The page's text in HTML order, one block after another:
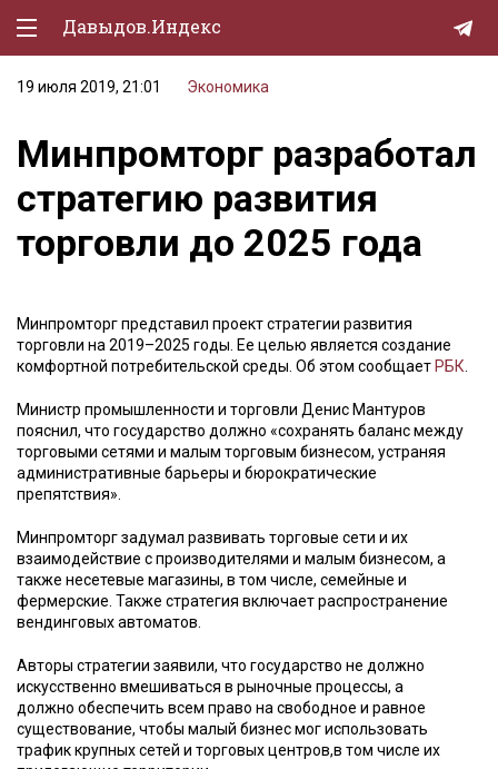
Давыдов.Индекс
Политическая жизнь
Экономика
Природа
Образование
Культура
Lifestyle
Мурзилка
19 июля 2019, 21:01 Экономика
Минпромторг разработал
стратегию развития
торговли до 2025 года
Минпромторг представил проект стратегии развития
торговли на 2019–2025 годы. Ее целью является создание
комфортной потребительской среды. Об этом сообщает РБК
Министр промышленности и торговли Денис Мантуров
пояснил, что государство должно «сохранять баланс между
торговыми сетями и малым торговым бизнесом, устраняя
административные барьеры и бюрократические
препятствия».
Минпромторг задумал развивать торговые сети и их
взаимодействие с производителями и малым бизнесом, а
также несетевые магазины, в том числе, семейные и
фермерские. Также стратегия включает распространение
вендинговых автоматов.
Авторы стратегии заявили, что государство не должно
искусственно вмешиваться в рыночные процессы, а
должно обеспечить всем право на свободное и равное
существование, чтобы малый бизнес мог использовать
трафик крупных сетей и торговых центров,в том числе их